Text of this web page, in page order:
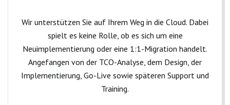
Wir unterstützen Sie auf Ihrem Weg in die Cloud. Dabei
spielt es keine Rolle, ob es sich um eine
Neuimplementierung oder eine 1:1-Migration handelt.
Angefangen von der TCO-Analyse, dem Design, der
Implementierung, Go-Live sowie späteren Support und
Training.